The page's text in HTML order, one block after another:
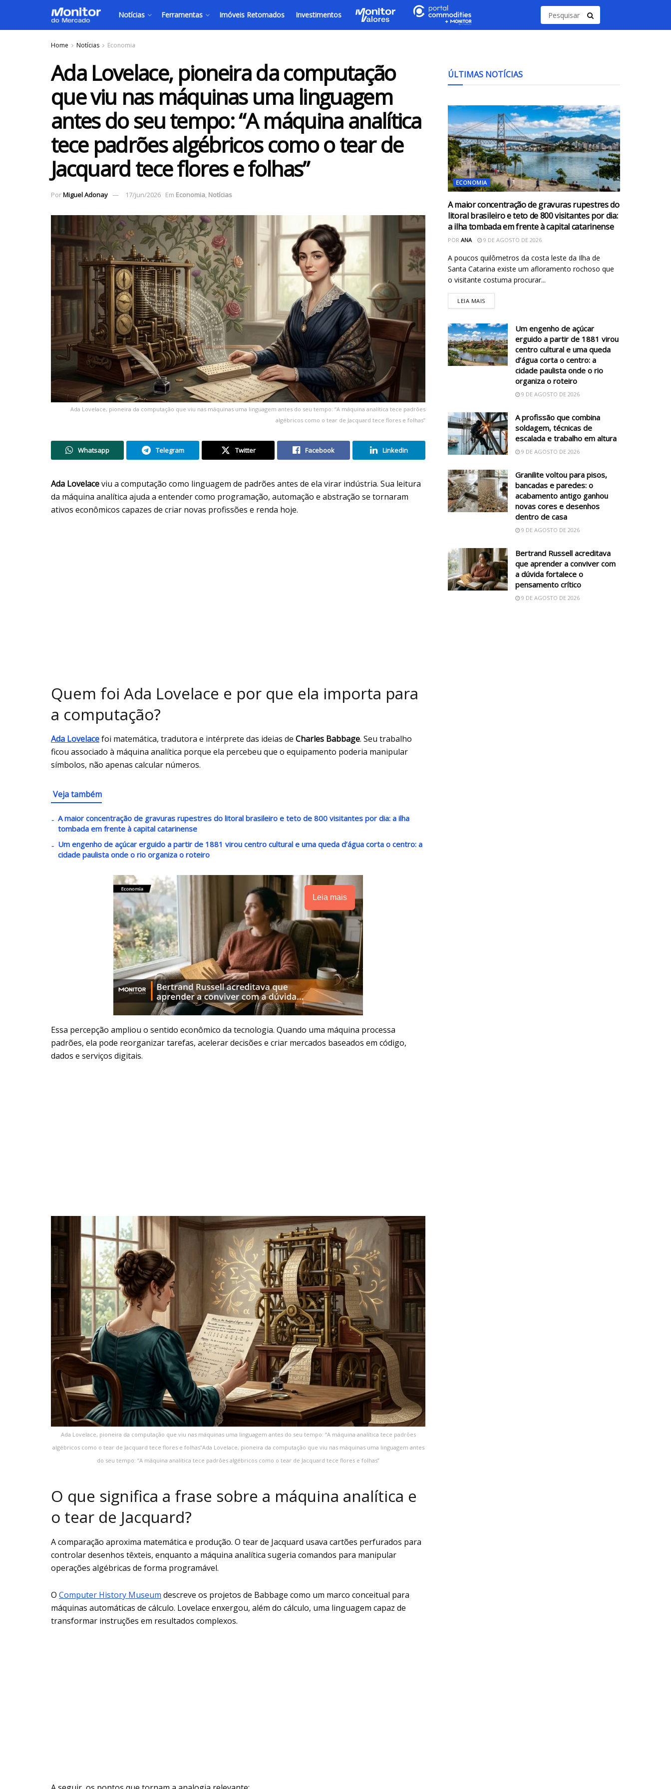
Notícias Ferramentas Imóveis Retomados Investimentos
Home Notícias Economia
Ada Lovelace, pioneira da computação
que viu nas máquinas uma linguagem
antes do seu tempo: “A máquina analítica
tece padrões algébricos como o tear de
Jacquard tece flores e folhas”
PorMiguel Adonay 17/jun/2026 Em Economia, Notícias
Ada Lovelace, pioneira da computação que viu nas máquinas uma linguagem antes do seu tempo: “A máquina analítica tece padrões
algébricos como o tear de Jacquard tece flores e folhas”
Whatsapp Telegram Twitter Facebook Linkedin
Ada Lovelaceviu a computação como linguagem de padrões antes de ela virar indústria. Sua leitura
da máquina analítica ajuda a entender como programação, automação e abstração se tornaram
ativos econômicos capazes de criar novas profissões e renda hoje.
Quem foi Ada Lovelace e por que ela importa para
a computação?
Ada Lovelacefoi matemática, tradutora e intérprete das ideias de Charles Babbage. Seu trabalho
ficou associado à máquina analítica porque ela percebeu que o equipamento poderia manipular
símbolos, não apenas calcular números.
Veja também
A maior concentração de gravuras rupestres do litoral brasileiro e teto de 800 visitantes por dia: a ilha
tombada em frente à capital catarinense
Um engenho de açúcar erguido a partir de 1881 virou centro cultural e uma queda d’água corta o centro: a
cidade paulista onde o rio organiza o roteiro
Leia mais
Essa percepção ampliou o sentido econômico da tecnologia. Quando uma máquina processa
padrões, ela pode reorganizar tarefas, acelerar decisões e criar mercados baseados em código,
dados e serviços digitais.
Ada Lovelace, pioneira da computação que viu nas máquinas uma linguagem antes do seu tempo: “A máquina analítica tece padrões
algébricos como o tear de Jacquard tece flores e folhas”Ada Lovelace, pioneira da computação que viu nas máquinas uma linguagem antes
do seu tempo: “A máquina analítica tece padrões algébricos como o tear de Jacquard tece flores e folhas”
O que significa a frase sobre a máquina analítica e
o tear de Jacquard?
A comparação aproxima matemática e produção. O tear de Jacquard usava cartões perfurados para
controlar desenhos têxteis, enquanto a máquina analítica sugeria comandos para manipular
operações algébricas de forma programável.
O Computer History Museum descreve os projetos de Babbage como um marco conceitual para
máquinas automáticas de cálculo. Lovelace enxergou, além do cálculo, uma linguagem capaz de
transformar instruções em resultados complexos.
ÚLTIMAS NOTÍCIAS
ECONOMIA
A maior concentração de gravuras rupestres do
litoral brasileiro e teto de 800 visitantes por dia:
a ilha tombada em frente à capital catarinense
POR ANA 9 DE AGOSTO DE 2026
A poucos quilômetros da costa leste da Ilha de
Santa Catarina existe um afloramento rochoso que
o visitante costuma procurar...
LEIA MAIS
Um engenho de açúcar
erguido a partir de 1881 virou
centro cultural e uma queda
d’água corta o centro: a
cidade paulista onde o rio
organiza o roteiro
9 DE AGOSTO DE 2026
A profissão que combina
soldagem, técnicas de
escalada e trabalho em altura
9 DE AGOSTO DE 2026
Granilite voltou para pisos,
bancadas e paredes: o
acabamento antigo ganhou
novas cores e desenhos
dentro de casa
9 DE AGOSTO DE 2026
Bertrand Russell acreditava
que aprender a conviver com
a dúvida fortalece o
pensamento crítico
9 DE AGOSTO DE 2026